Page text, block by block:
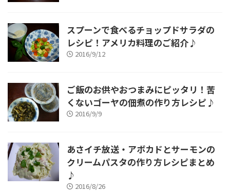
スプーンで食べるチョップドサラダの
レシピ！アメリカ料理のご紹介♪
2016/9/12
ご飯のお供やおつまみにピッタリ！苦
くないゴーヤの佃煮の作り方レシピ♪
2016/9/9
あさイチ放送・アボカドとサーモンの
クリームパスタの作り方レシピまとめ
♪
2016/8/26